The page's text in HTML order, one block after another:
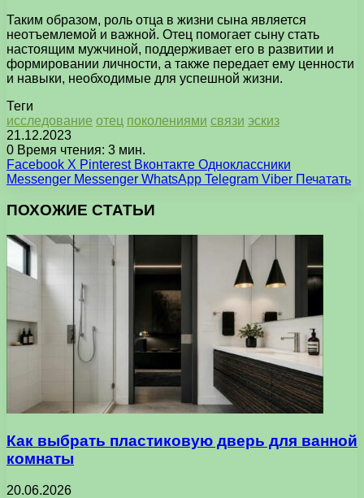
Таким образом, роль отца в жизни сына является
неотъемлемой и важной. Отец помогает сыну стать
настоящим мужчиной, поддерживает его в развитии и
формировании личности, а также передает ему ценности
и навыки, необходимые для успешной жизни.
Теги
исследование отец поколениями связи эскиз
21.12.2023
0 Время чтения: 3 мин.
Facebook X Pinterest Вконтакте Одноклассники
Messenger Messenger WhatsApp Telegram Viber Печатать
ПОХОЖИЕ СТАТЬИ
Как выбрать пластиковую дверь для ванной
комнаты
20.06.2026